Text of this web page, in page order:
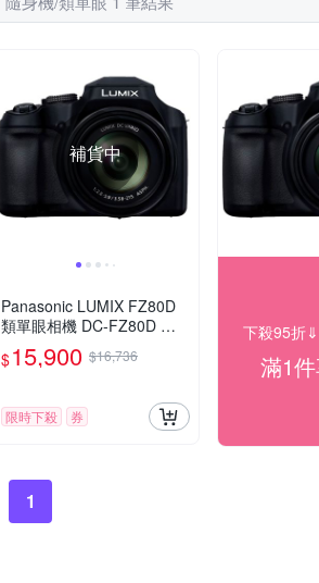
補貨中
Panasonic LUMIX FZ80D
類單眼相機 DC-FZ80D 公
司貨
$15,900 $16,736
限時下殺 券
下殺95折
滿1
1